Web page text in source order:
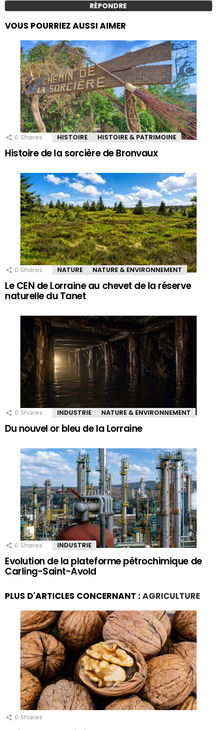
RÉPONDRE
VOUS POURRIEZ AUSSI AIMER
0 Shares HISTOIRE HISTOIRE & PATRIMOINE
Histoire de la sorcière de Bronvaux
0 Shares NATURE NATURE & ENVIRONNEMENT
Le CEN de Lorraine au chevet de la réserve
naturelle du Tanet
0 Shares INDUSTRIE NATURE & ENVIRONNEMENT
Du nouvel or bleu de la Lorraine
0 Shares INDUSTRIE
Evolution de la plateforme pétrochimique de
Carling-Saint-Avold
PLUS D'ARTICLES CONCERNANT : AGRICULTURE
0 Shares